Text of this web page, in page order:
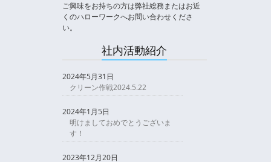
ご興味をお持ちの方は弊社総務またはお近
くのハローワークへお問い合わせくださ
い。
社内活動紹介
2024年5月31日
クリーン作戦2024.5.22
2024年1月5日
明けましておめでとうございま
す！
2023年12月20日